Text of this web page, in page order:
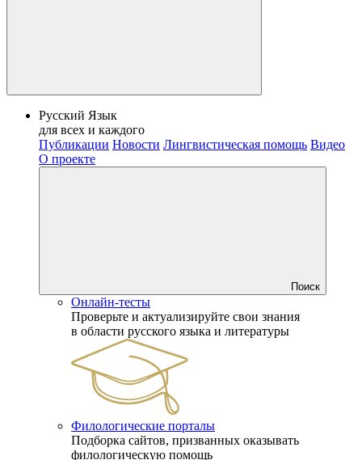
Русский Язык
для всех и каждого
Публикации Новости Лингвистическая помощь Видео
О проекте
Поиск
Онлайн-тесты
Проверьте и актуализируйте свои знания
в области русского языка и литературы
Филологические порталы
Подборка сайтов, призванных оказывать
филологическую помощь